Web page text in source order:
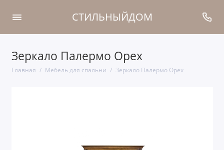
СТИЛЬНЫЙДОМ
Зеркало Палермо Орех
Главная Мебель для спальни Зеркало Палермо Орех